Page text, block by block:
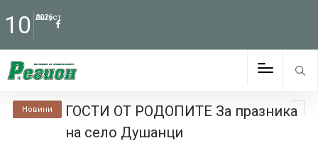
10 Август
2026
Новини
ГОСТИ ОТ РОДОПИТЕ За празника
на село Душанци